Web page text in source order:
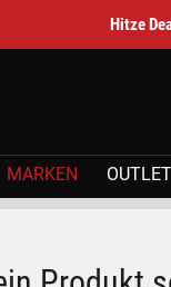
Hitze
MARKEN OUTLET